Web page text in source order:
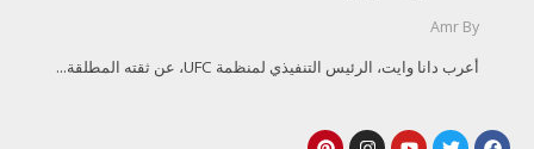
By
Amr
أعرب دانا وايت، الرئيس التنفيذي لمنظمة UFC، عن ثقته المطلقة...